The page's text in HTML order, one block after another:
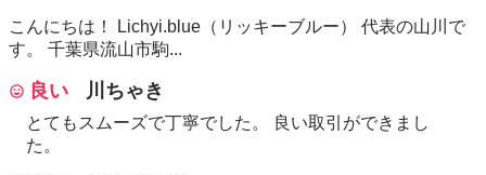
こんにちは！ Lichyi.blue（リッキーブルー） 代表の山川で
す。 千葉県流山市駒...
良い 川ちゃき
とてもスムーズで丁寧でした。 良い取引ができまし
た。